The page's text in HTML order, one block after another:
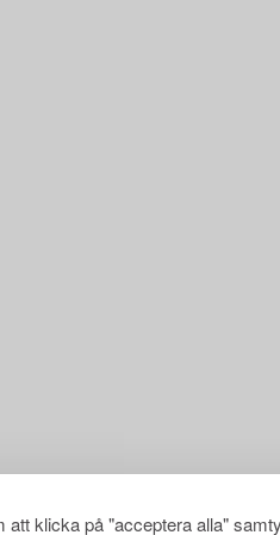
att klicka på "acceptera alla"